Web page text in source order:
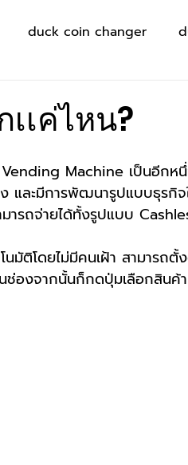
duck coin changer
เค่ไหน?
Machine เป็นอีกห
และมีการพัฒนารูปแบบธุรกิจ
ารถจ่ายได้ทั้งรูปแบบ
ติโดยไม่มีคนเฝ้า สามารถตั้
ช่องจากนั้นก็กดปุ่มเลือกสินค้